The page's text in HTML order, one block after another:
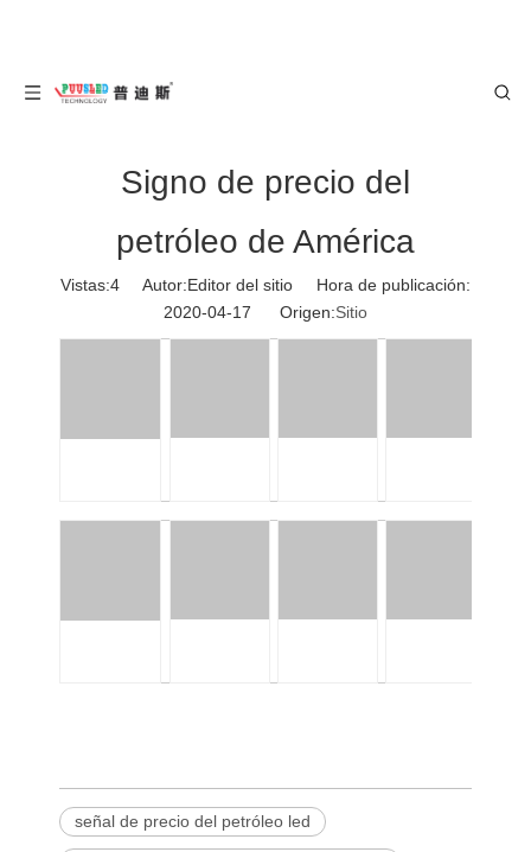
Signo de precio del
petróleo de América
Vistas:4 Autor:Editor del sitio Hora de publicación:
2020-04-17 Origen:Sitio
señal de precio del petróleo led